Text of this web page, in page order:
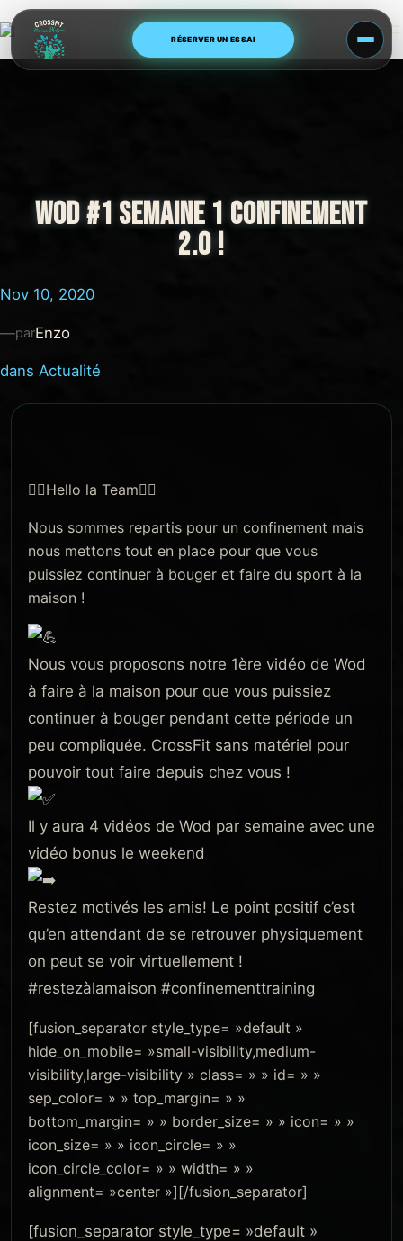
RÉSERVER UN ESSAI
Aller
au
contenu
Human Blossom CrossFit
WOD #1 SEMAINE 1 CONFINEMENT
2.0 !
Nov 10, 2020
—parEnzo
dans Actualité
🏋️‍♀️Hello la Team🏋️‍♂️
Nous sommes repartis pour un confinement mais
nous mettons tout en place pour que vous
puissiez continuer à bouger et faire du sport à la
maison !
Nous vous proposons notre 1ère vidéo de Wod
à faire à la maison pour que vous puissiez
continuer à bouger pendant cette période un
peu compliquée. CrossFit sans matériel pour
pouvoir tout faire depuis chez vous !
Il y aura 4 vidéos de Wod par semaine avec une
vidéo bonus le weekend
Restez motivés les amis! Le point positif c’est
qu’en attendant de se retrouver physiquement
on peut se voir virtuellement !
#restezàlamaison #confinementtraining
[fusion_separator style_type= »default »
hide_on_mobile= »small-visibility,medium-
visibility,large-visibility » class= » » id= » »
sep_color= » » top_margin= » »
bottom_margin= » » border_size= » » icon= » »
icon_size= » » icon_circle= » »
icon_circle_color= » » width= » »
alignment= »center »][/fusion_separator]
[fusion_separator style_type= »default »